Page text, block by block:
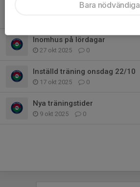
Uppförande och samarbete
Inomhus på lördagar
27 okt 2025 0
Inställd träning onsdag 22/10
17 okt 2025 0
Nya träningstider
9 okt 2025 0
Bara nödvändiga